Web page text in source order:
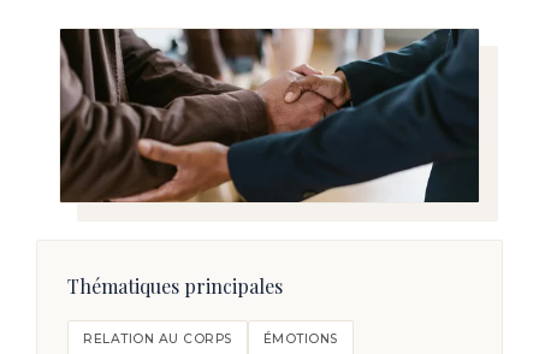
Thématiques principales
RELATION AU CORPS ÉMOTIONS